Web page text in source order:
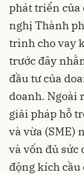
phát triển của
nghị Thành
trình cho vay
trước đây
đầu tư của
doanh. Ngoài
giải pháp hỗ
và vừa (SME)
và vốn đủ
động kích